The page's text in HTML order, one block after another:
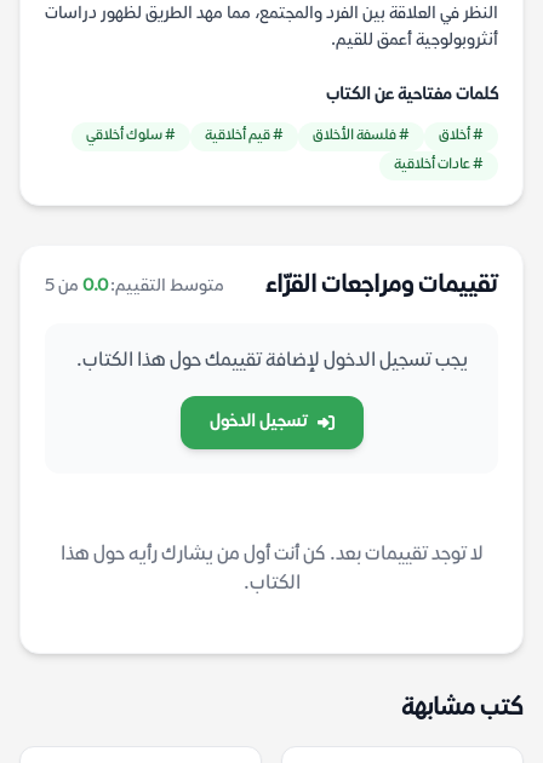
النظر في العلاقة بين الفرد والمجتمع، مما مهد الطريق لظهور دراسات
أنثروبولوجية أعمق للقيم.
كلمات مفتاحية عن الكتاب
# أخلاق # فلسفة الأخلاق # قيم أخلاقية
# سلوك أخلاقي
# عادات أخلاقية
تقييمات ومراجعات القرّاء متوسط التقييم:0.0 من 5
يجب تسجيل الدخول لإضافة تقييمك حول هذا الكتاب.
تسجيل الدخول
لا توجد تقييمات بعد. كن أنت أول من يشارك رأيه حول هذا
الكتاب.
كتب مشابهة